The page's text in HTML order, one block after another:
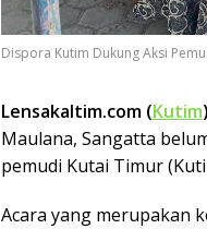
Dispora Kutim Dukung Aksi
Lensakaltim.com (Kutim)
Maulana, Sangatta
pemudi Kutai Timur
Acara yang merupakan